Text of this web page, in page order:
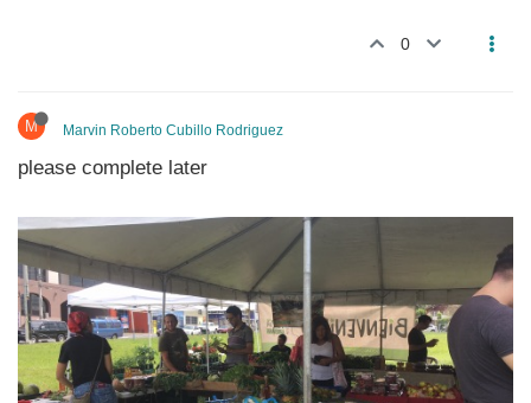
0
M Marvin Roberto Cubillo Rodriguez
please complete later